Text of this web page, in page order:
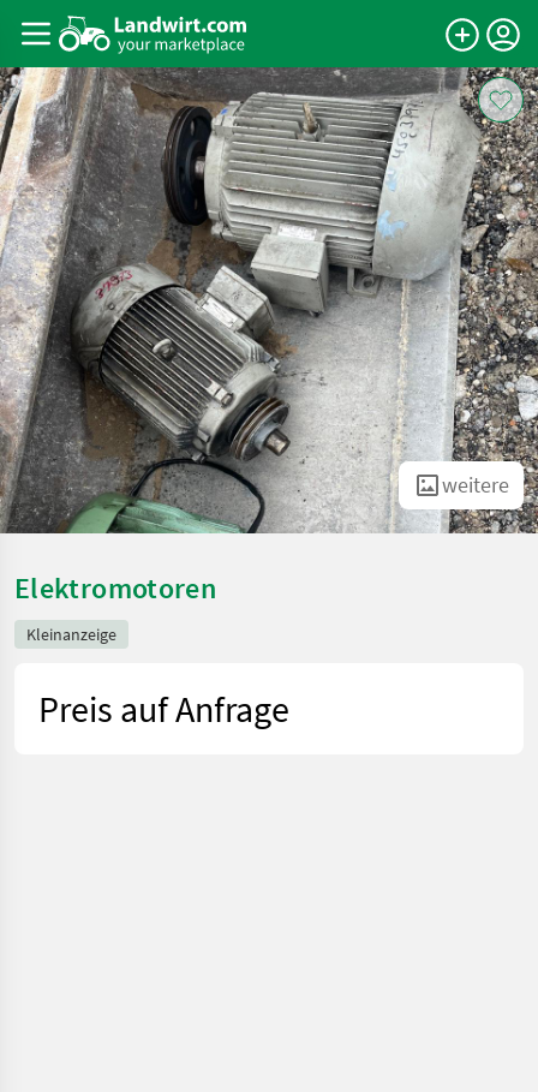
weitere
Elektromotoren
Kleinanzeige
Preis auf Anfrage